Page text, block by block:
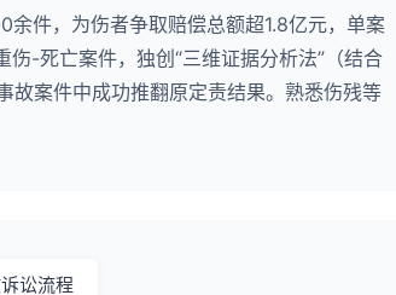
件，为伤者争取赔偿总额超1.8亿元，单案
-死亡案件，独创“三维证据分析法”（结合
故案件中成功推翻原定责结果。熟悉伤残等
讼流程